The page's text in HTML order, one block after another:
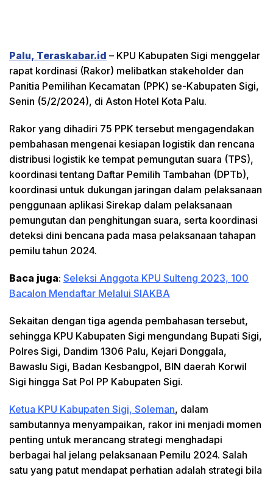
Palu, Teraskabar.id – KPU Kabupaten Sigi menggelar
rapat kordinasi (Rakor) melibatkan stakeholder dan
Panitia Pemilihan Kecamatan (PPK) se-Kabupaten Sigi,
Senin (5/2/2024), di Aston Hotel Kota Palu.
Rakor yang dihadiri 75 PPK tersebut mengagendakan
pembahasan mengenai kesiapan logistik dan rencana
distribusi logistik ke tempat pemungutan suara (TPS),
koordinasi tentang Daftar Pemilih Tambahan (DPTb),
koordinasi untuk dukungan jaringan dalam pelaksanaan
penggunaan aplikasi Sirekap dalam pelaksanaan
pemungutan dan penghitungan suara, serta koordinasi
deteksi dini bencana pada masa pelaksanaan tahapan
pemilu tahun 2024.
Baca juga: Seleksi Anggota KPU Sulteng 2023, 100
Bacalon Mendaftar Melalui SIAKBA
Sekaitan dengan tiga agenda pembahasan tersebut,
sehingga KPU Kabupaten Sigi mengundang Bupati Sigi,
Polres Sigi, Dandim 1306 Palu, Kejari Donggala,
Bawaslu Sigi, Badan Kesbangpol, BIN daerah Korwil
Sigi hingga Sat Pol PP Kabupaten Sigi.
Ketua KPU Kabupaten Sigi, Soleman, dalam
sambutannya menyampaikan, rakor ini menjadi momen
penting untuk merancang strategi menghadapi
berbagai hal jelang pelaksanaan Pemilu 2024. Salah
satu yang patut mendapat perhatian adalah strategi bila